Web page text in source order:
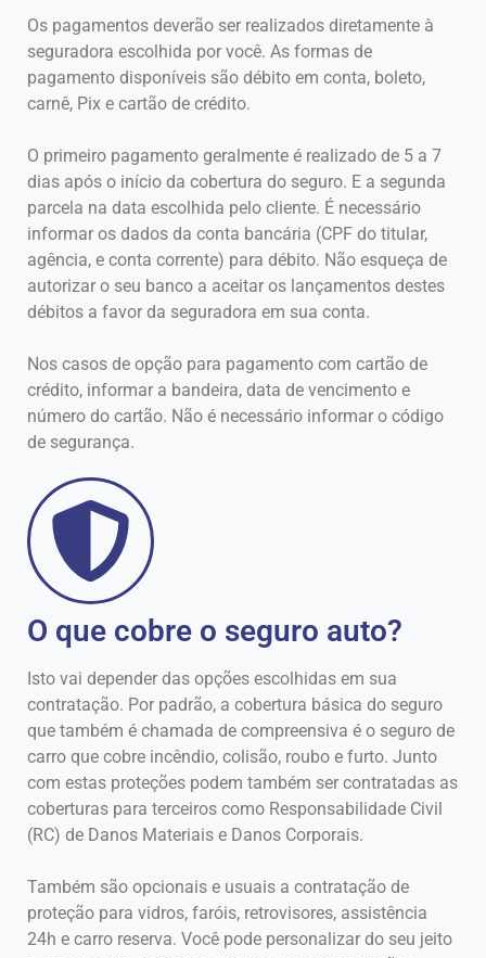
Os pagamentos deverão ser realizados diretamente à
seguradora escolhida por você. As formas de
pagamento disponíveis são débito em conta, boleto,
carnê, Pix e cartão de crédito.
O primeiro pagamento geralmente é realizado de 5 a 7
dias após o início da cobertura do seguro. E a segunda
parcela na data escolhida pelo cliente. É necessário
informar os dados da conta bancária (CPF do titular,
agência, e conta corrente) para débito. Não esqueça de
autorizar o seu banco a aceitar os lançamentos destes
débitos a favor da seguradora em sua conta.
Nos casos de opção para pagamento com cartão de
crédito, informar a bandeira, data de vencimento e
número do cartão. Não é necessário informar o código
de segurança.
O que cobre o seguro auto?
Isto vai depender das opções escolhidas em sua
contratação. Por padrão, a cobertura básica do seguro
que também é chamada de compreensiva é o seguro de
carro que cobre incêndio, colisão, roubo e furto. Junto
com estas proteções podem também ser contratadas as
coberturas para terceiros como Responsabilidade Civil
(RC) de Danos Materiais e Danos Corporais.
Também são opcionais e usuais a contratação de
proteção para vidros, faróis, retrovisores, assistência
24h e carro reserva. Você pode personalizar do seu jeito